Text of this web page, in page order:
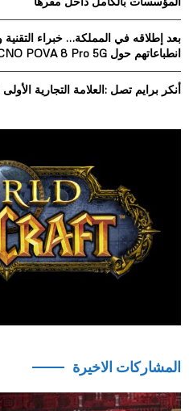
بعد إطلاقه في المملكة… خبراء
انطباعاتهم حول TECNO POVA 8 Pro 5G
أنكر برايم تصل :العلامة التجارية
المشاركات الاخيرة